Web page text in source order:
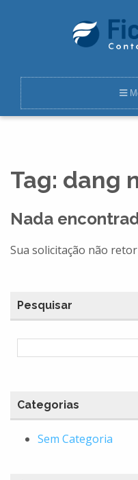
Tag: dang
Nada
Sua solicitação não
Pesquisar
Categorias
Sem Categoria